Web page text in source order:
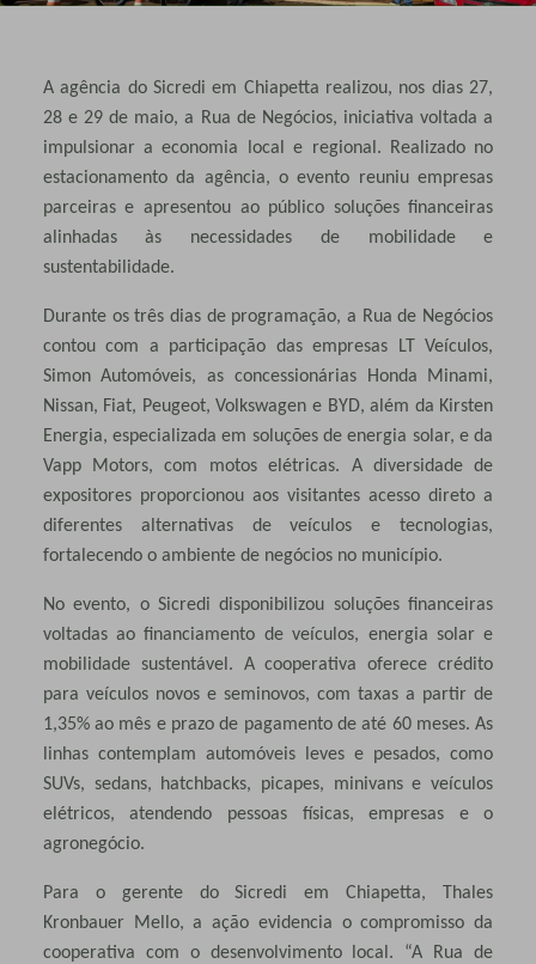
A agência do Sicredi em Chiapetta realizou, nos dias 27,
28 e 29 de maio, a Rua de Negócios, iniciativa voltada a
impulsionar a economia local e regional. Realizado no
estacionamento da agência, o evento reuniu empresas
parceiras e apresentou ao público soluções financeiras
alinhadas às necessidades de mobilidade e
sustentabilidade.
Durante os três dias de programação, a Rua de Negócios
contou com a participação das empresas LT Veículos,
Simon Automóveis, as concessionárias Honda Minami,
Nissan, Fiat, Peugeot, Volkswagen e BYD, além da Kirsten
Energia, especializada em soluções de energia solar, e da
Vapp Motors, com motos elétricas. A diversidade de
expositores proporcionou aos visitantes acesso direto a
diferentes alternativas de veículos e tecnologias,
fortalecendo o ambiente de negócios no município.
No evento, o Sicredi disponibilizou soluções financeiras
voltadas ao financiamento de veículos, energia solar e
mobilidade sustentável. A cooperativa oferece crédito
para veículos novos e seminovos, com taxas a partir de
1,35% ao mês e prazo de pagamento de até 60 meses. As
linhas contemplam automóveis leves e pesados, como
SUVs, sedans, hatchbacks, picapes, minivans e veículos
elétricos, atendendo pessoas físicas, empresas e o
agronegócio.
Para o gerente do Sicredi em Chiapetta, Thales
Kronbauer Mello, a ação evidencia o compromisso da
cooperativa com o desenvolvimento local. “A Rua de